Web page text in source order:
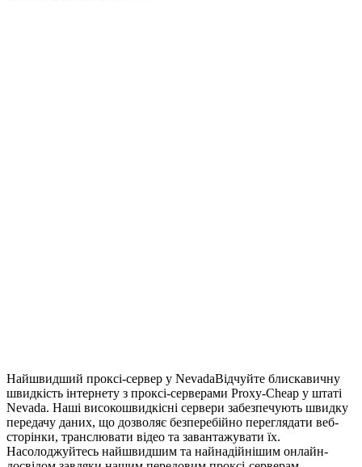
Найшвидший проксі-сервер у NevadaВідчуйте блискавичну
швидкість інтернету з проксі-серверами Proxy-Cheap у штаті
Nevada. Наші високошвидкісні сервери забезпечують швидку
передачу даних, що дозволяє безперебійно переглядати веб-
сторінки, транслювати відео та завантажувати їх.
Насолоджуйтесь найшвидшим та найнадійнішим онлайн-